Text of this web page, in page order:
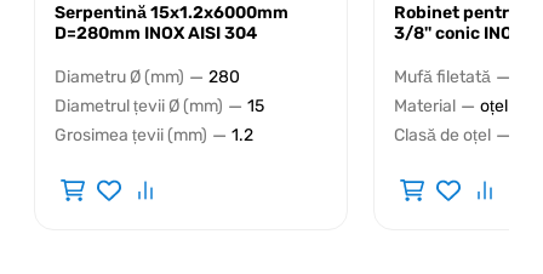
Serpentină 15x1.2x6000mm
D=280mm INOX AISI 304
Diametru Ø (mm) — 280
Diametrul țevii Ø (mm) — 15
Grosimea țevii (mm) — 1.2
Robinet pentru
3/8'' conic INOX
Mufă filetată —
Material — oțel
Clasă de oțel —